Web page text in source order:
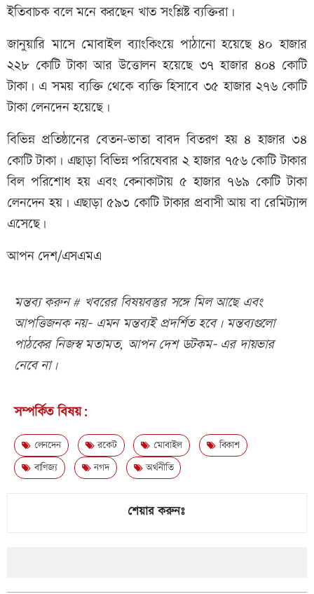
ইতিবাচক বলে মনে করছেন খাত সংশ্লিষ্ট ব্যক্তিরা।
জানুয়ারি মাসে মোবাইল ব্যাংকিংয়ে পাঠানো হয়েছে ৪০ হাজার
২২৮ কোটি টাকা আর উত্তোলন হয়েছে ৩৭ হাজার ৪০৪ কোটি
টাকা। এ সময় ব্যক্তি থেকে ব্যক্তি হিসাবে ৩৫ হাজার ২৭৬ কোটি
টাকা লেনদেন হয়েছে।
বিভিন্ন প্রতিষ্ঠানের বেতন-ভাতা বাবদ বিতরণ হয় ৪ হাজার ৩৪
কোটি টাকা। এছাড়া বিভিন্ন পরিষেবার ২ হাজার ৭৫৬ কোটি টাকার
বিল পরিশোধ হয় এবং কেনাকাটায় ৫ হাজার ৭৬৯ কোটি টাকা
লেনদেন হয়। এছাড়া ৫৯৩ কোটি টাকার প্রবাসী আয় বা রেমিট্যান্স
এসেছে।
আপন দেশ/এসএমএ
মন্তব্য করুন # খবরের বিষয়বস্তুর সঙ্গে মিল আছে এবং
আপত্তিজনক নয়- এমন মন্তব্যই প্রদর্শিত হবে। মন্তব্যগুলো
পাঠকের নিজস্ব মতামত, আপন দেশ ডটকম- এর দায়ভার
নেবে না।
সম্পর্কিত বিষয়:
লেনদেন রকেট মোবাইল
বিকাশ
বাণিজ্য
নগদ অর্থনীতি
শেয়ার করুনঃ